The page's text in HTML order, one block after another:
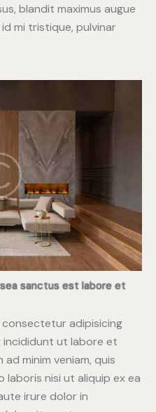
blandit maximus augue
mi tristique, pulvinar
sanctus est labore et
adipisicing
ut labore et
minim veniam, quis
nisi ut aliquip ex ea
irure dolor in